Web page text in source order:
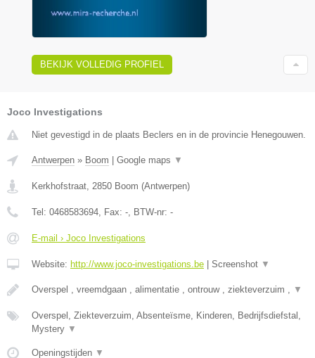
BEKIJK VOLLEDIG PROFIEL
Joco Investigations
Niet gevestigd in de plaats Beclers en in de provincie Henegouwen.
Antwerpen » Boom Google maps ▼
Kerkhofstraat 2850 Boom (Antwerpen)
Tel: 0468583694 , Fax: - , BTW-nr: -
E-mail › Joco Investigations
Website: http://www.joco-investigations.be Screenshot ▼
Overspel , vreemdgaan , alimentatie , ontrouw , ziekteverzuim , ▼
Overspel, Ziekteverzuim, Absenteïsme, Kinderen, Bedrijfsdiefstal,
Mystery ▼
Openingstijden ▼